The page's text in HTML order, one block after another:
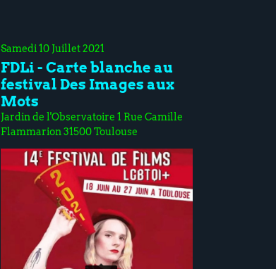
Samedi 10 Juillet 2021
FDLi - Carte blanche au
festival Des Images aux
Mots
Jardin de l'Observatoire 1 Rue Camille
Flammarion 31500 Toulouse